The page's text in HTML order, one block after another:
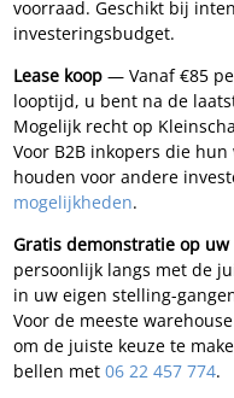
voorraad. Geschikt bij
investeringsbudget.
Lease koop— Vanaf €85
looptijd, u bent na de
Mogelijk recht op
Voor B2B inkopers die
houden voor andere
mogelijkheden.
Gratis demonstratie op
persoonlijk langs met de
in uw eigen stelling-
Voor de meeste
om de juiste keuze te
bellen met 06 22 457 774.